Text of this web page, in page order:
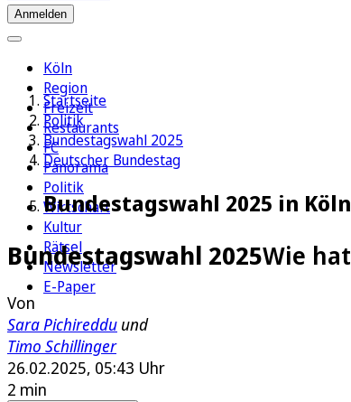
Anmelden
Köln
Region
Freizeit
Restaurants
FC
Panorama
Politik
Wirtschaft
Kultur
Rätsel
Newsletter
E-Paper
Startseite
Politik
Bundestagswahl 2025
Deutscher Bundestag
Bundestagswahl 2025 in
Bundestagswahl 2025Wie
Von
Sara Pichireddu und
Timo Schillinger
26.02.2025, 05:43 Uhr
2 min